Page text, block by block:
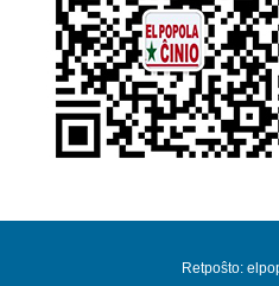
Retpoŝto: